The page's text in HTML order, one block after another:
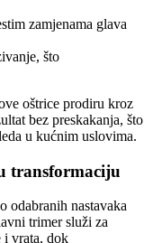
zamjenama glava
što
oštrice prodiru kroz
bez preskakanja, što
u kućnim uslovima.
transformaciju
odabranih nastavaka
trimer služi za
i vrata, dok